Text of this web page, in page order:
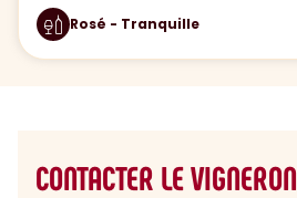
Rosé - Tranquille
CONTACTER LE VIGNERON